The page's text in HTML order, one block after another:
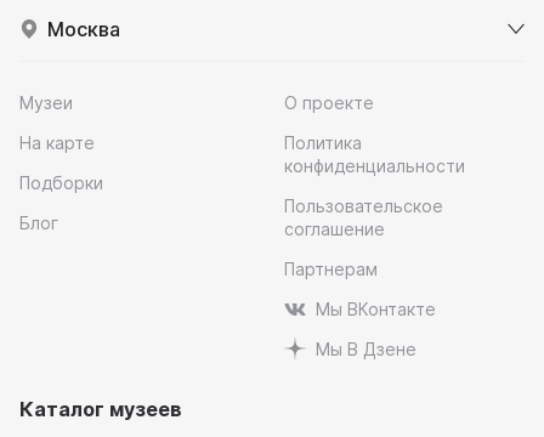
Москва
Музеи
На карте
Подборки
Блог
О проекте
Политика
конфиденциальности
Пользовательское
соглашение
Партнерам
Мы ВКонтакте
Мы В Дзене
Каталог музеев